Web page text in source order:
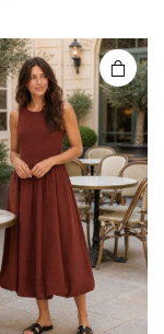
varianter.
De olika
alternativen
kan väljas på
produktsidan